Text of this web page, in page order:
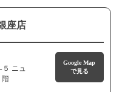
座店
ニュ
階
Google Map
で見る